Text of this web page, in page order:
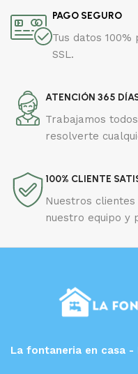
PAGO SEGURO
Tus datos
SSL.
ATENCIÓN 365
Trabajamos
resolverte
100% CLIENTE
Nuestros
nuestro equipo y
La fontaneria en casa